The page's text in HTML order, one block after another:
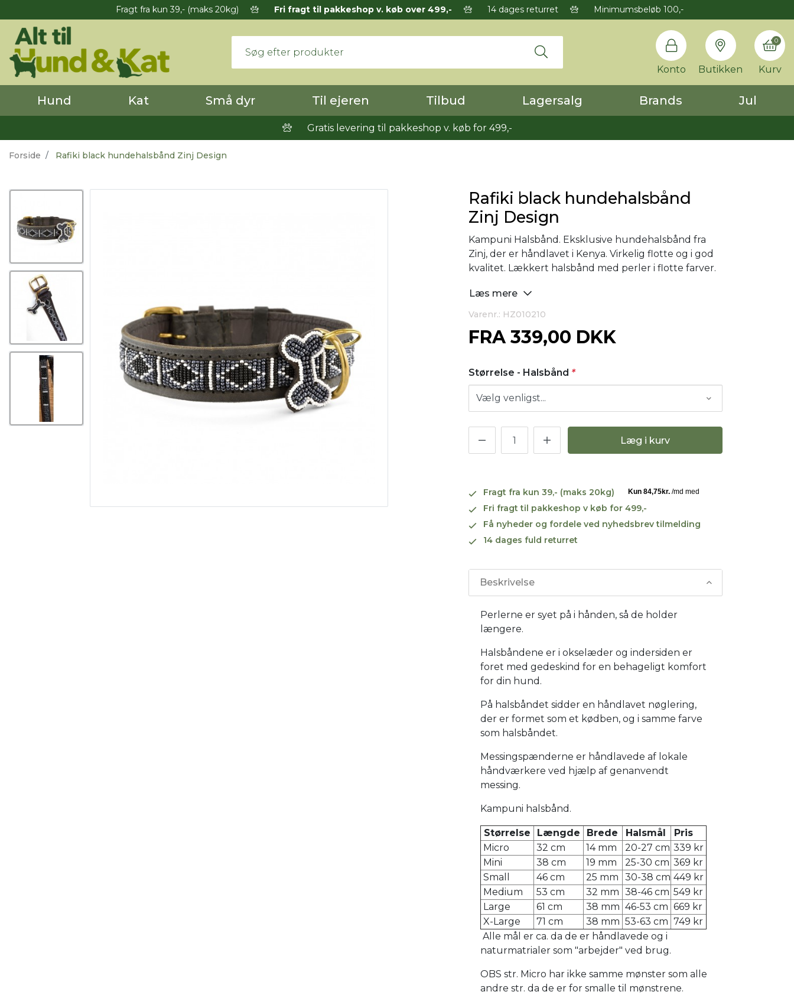
Fragt fra kun 39,- (maks 20kg) Fri fragt til pakkeshop v. køb over 499,- 14 dages returret Minimumsbeløb 100,-
Konto Butikken Kurv
0
Hund Kat Små dyr Til ejeren Tilbud Lagersalg Brands Jul
Gratis levering til pakkeshop v. køb for 499,-
Forside Rafiki black hundehalsbånd Zinj Design
Rafiki black hundehalsbånd
Zinj Design
Kampuni Halsbånd. Eksklusive hundehalsbånd fra
Zinj, der er håndlavet i Kenya. Virkelig flotte og i god
kvalitet. Lækkert halsbånd med perler i flotte farver.
Læs mere
Varenr.: HZ010210
FRA 339,00 DKK
Størrelse - Halsbånd *
Læg i kurv
Fragt fra kun 39,- (maks 20kg)
Fri fragt til pakkeshop v køb for 499,-
Få nyheder og fordele ved nyhedsbrev tilmelding
14 dages fuld returret
Beskrivelse
Perlerne er syet på i hånden, så de holder
længere.
Halsbåndene er i okselæder og indersiden er
foret med gedeskind for en behageligt komfort
for din hund.
På halsbåndet sidder en håndlavet nøglering,
der er formet som et kødben, og i samme farve
som halsbåndet.
Messingspænderne er håndlavede af lokale
håndværkere ved hjælp af genanvendt
messing.
Kampuni halsbånd.
Størrelse Længde Brede Halsmål
Pris
Micro
32 cm 14 mm 20-27 cm 339 kr
Mini
38 cm 19 mm 25-30 cm 369 kr
Small
46 cm 25 mm 30-38 cm 449 kr
Medium
53 cm 32 mm 38-46 cm 549 kr
Large
61 cm 38 mm 46-53 cm 669 kr
X-Large
71 cm 38 mm 53-63 cm 749 kr
Alle mål er ca. da de er håndlavede og i
naturmatrialer som "arbejder" ved brug.
OBS str. Micro har ikke samme mønster som alle
andre str. da de er for smalle til mønstrene.